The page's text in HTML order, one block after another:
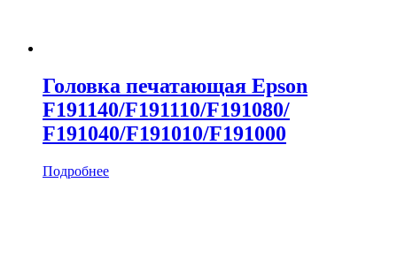
Головка печатающая Epson
F191140/F191110/F191080/
F191040/F191010/F191000
Подробнее